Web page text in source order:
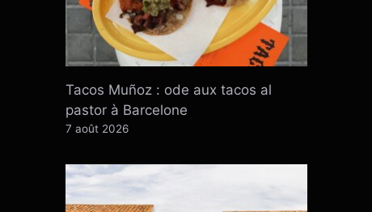
Tacos Muñoz : ode aux tacos al
pastor à Barcelone
7 août 2026